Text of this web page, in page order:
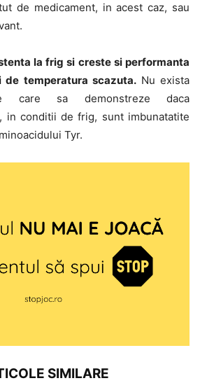
de medicament, in acest caz, sau
la frig si creste si performanta
temperatura scazuta.Nu exista
care sa demonstreze daca
in conditii de frig, sunt imbunatatite
Tyr.
SIMILARE